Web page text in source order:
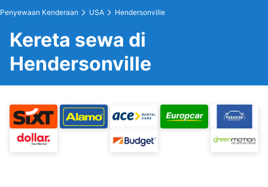
Penyewaan Kenderaan USA Hendersonville
Kereta sewa di
Hendersonville